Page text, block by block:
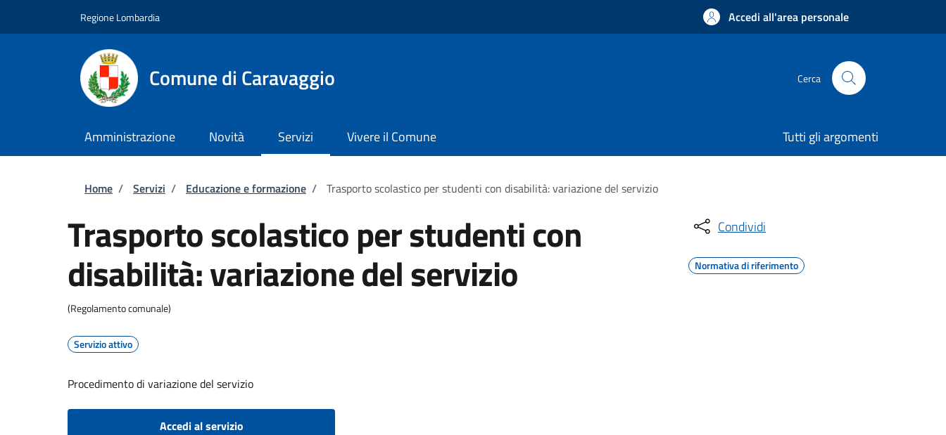
Regione Lombardia Accedi all'area personale
Comune di Caravaggio Cerca
Amministrazione Novità Servizi Vivere il Comune Tutti gli argomenti
Briciole di pane
Home / Servizi / Educazione e formazione / Trasporto scolastico per studenti con disabilità: variazione del servizio
Trasporto scolastico per studenti con
disabilità: variazione del servizio
(Regolamento comunale)
Servizio attivo
Procedimento di variazione del servizio
Accedi al servizio
Condividi
Normativa di riferimento